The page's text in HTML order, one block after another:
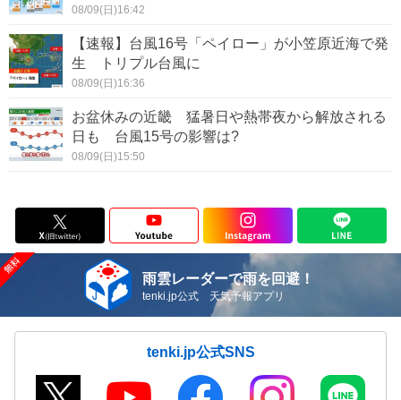
08/09(日)16:42
【速報】台風16号「ペイロー」が小笠原近海で発
生 トリプル台風に
08/09(日)16:36
お盆休みの近畿 猛暑日や熱帯夜から解放される
日も 台風15号の影響は?
08/09(日)15:50
雨雲レーダーで雨を回避！
tenki.jp公式 天気予報アプリ
tenki.jp公式SNS